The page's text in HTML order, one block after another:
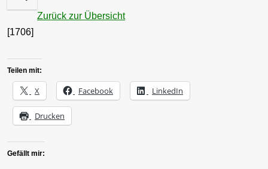
Zurück zur Übersicht
[1706]
Teilen mit:
X Facebook LinkedIn
Drucken
Gefällt mir: